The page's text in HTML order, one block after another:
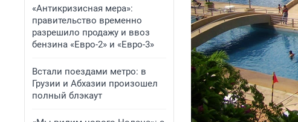
«Антикризисная мера»:
правительство временно
разрешило продажу и ввоз
бензина «Евро-2» и «Евро-3»
Встали поездами метро: в
Грузии и Абхазии произошел
полный блэкаут